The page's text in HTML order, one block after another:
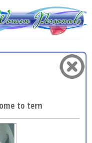
to terms with the